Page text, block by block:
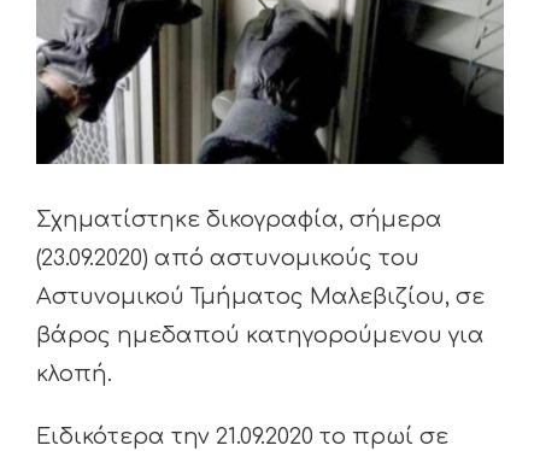
Σχηματίστηκε δικογραφία, σήμερα
(23.09.2020) από αστυνομικούς του
Αστυνομικού Τμήματος Μαλεβιζίου, σε
βάρος ημεδαπού κατηγορούμενου για
κλοπή.
Ειδικότερα την 21.09.2020 το πρωί σε